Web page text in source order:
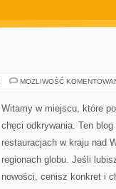
MOŻLIWOŚĆ
Witamy w miejscu, które
chęci odkrywania. Ten
restauracjach w kraju nad
regionach globu. Jeśli
nowości, cenisz konkret i